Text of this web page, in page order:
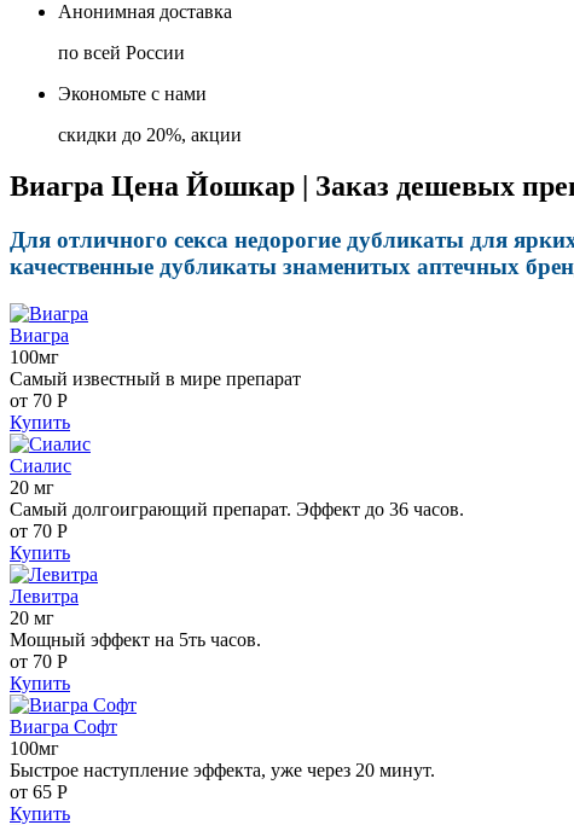
Анонимная доставка
по всей России
Экономьте с нами
скидки до 20%, акции
Виагра Цена Йошкар | Заказ дешевых
Для отличного секса недорогие дубликаты для
качественные дубликаты знаменитых аптечных
Виагра
100мг
Самый известный в мире препарат
от 70 Р
Купить
Сиалис
20 мг
Самый долгоиграющий препарат. Эффект до 36 часов.
от 70 Р
Купить
Левитра
20 мг
Мощный эффект на 5ть часов.
от 70 Р
Купить
Виагра Софт
100мг
Быстрое наступление эффекта, уже через 20 минут.
от 65 Р
Купить